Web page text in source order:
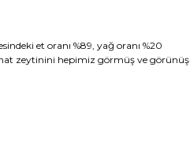
et oranı %89, yağ oranı %20
zeytinini hepimiz görmüş ve